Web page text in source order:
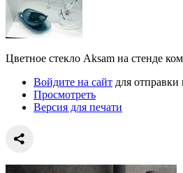
Цветное стекло Aksam на стенде
Войдите на сайт для отправки
Просмотреть
Версия для печати